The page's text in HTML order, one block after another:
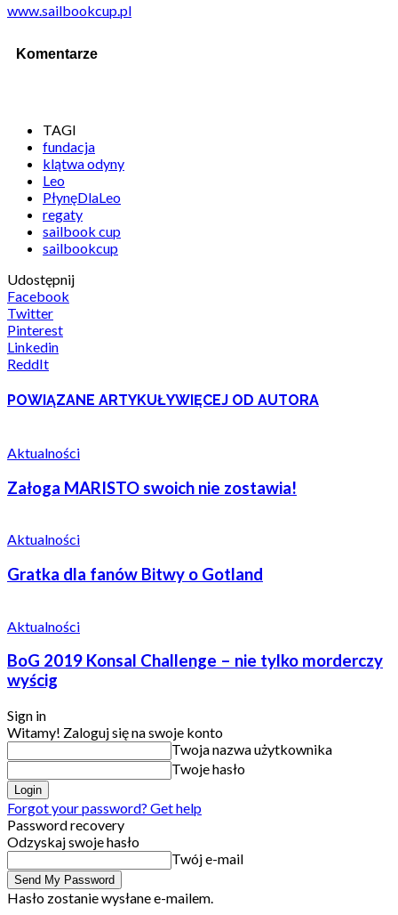
www.sailbookcup.pl
Komentarze
TAGI
fundacja
klątwa odyny
Leo
PłynęDlaLeo
regaty
sailbook cup
sailbookcup
Udostępnij
Facebook
Twitter
Pinterest
Linkedin
ReddIt
POWIĄZANE ARTYKUŁYWIĘCEJ OD AUTORA
Aktualności
Załoga MARISTO swoich nie zostawia!
Aktualności
Gratka dla fanów Bitwy o Gotland
Aktualności
BoG 2019 Konsal Challenge – nie tylko morderczy
wyścig
Sign in
Witamy! Zaloguj się na swoje konto
Twoja nazwa użytkownika
Twoje hasło
Forgot your password? Get help
Password recovery
Odzyskaj swoje hasło
Twój e-mail
Hasło zostanie wysłane e-mailem.